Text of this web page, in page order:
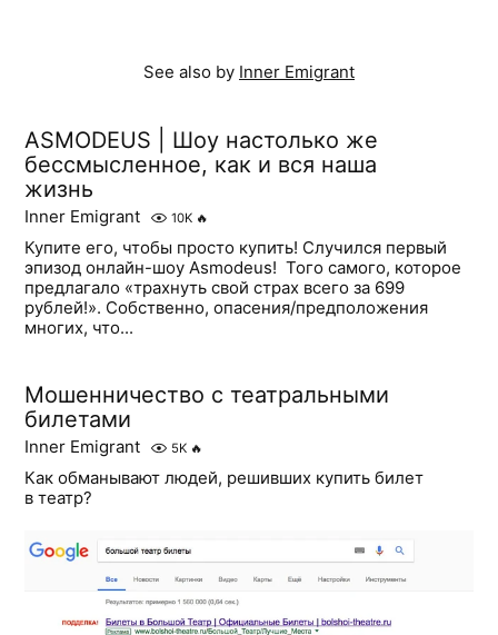
See also by Inner Emigrant
ASMODEUS | Шоу настолько же
бессмысленное, как и вся наша
жизнь
Inner Emigrant 10K 🔥
Купите его, чтобы просто купить! Случился первый
эпизод онлайн-шоу Asmodeus! ​ Того самого, которое
предлагало «трахнуть свой страх всего за 699
рублей!». Собственно, опасения/предположения
многих, что...
Мошенничество с театральными
билетами
Inner Emigrant 5K 🔥
Как обманывают людей, решивших купить билет
в театр?